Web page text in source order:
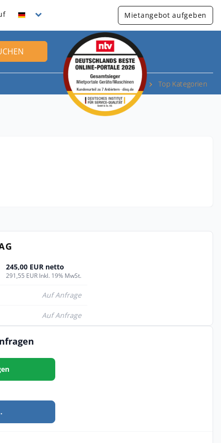
Mietangebot aufgeben
Top Kategorien
245,00 EUR netto
291,55 EUR Inkl. 19% MwSt.
Auf Anfrage
Auf Anfrage